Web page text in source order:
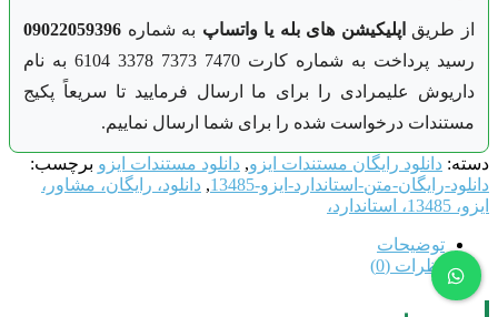
از طریق اپلیکیشن های بله یا واتساپ به شماره 09022059396
رسید پرداخت به شماره کارت 7470 7373 3378 6104 به نام
داریوش علیمرادی را برای ما ارسال فرمایید تا سریعاً پکیج
مستندات درخواست شده را برای شما ارسال نماییم.
دسته: دانلود رایگان مستندات ایزو, دانلود مستندات ایزو برچسب:
دانلود-رایگان-متن-استاندارد-ایزو-13485
, دانلود، رایگان، مشاور،
ایزو، 13485، استاندارد،
توضیحات
نظرات (0)